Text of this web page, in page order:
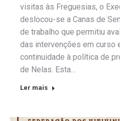
visitas às Freguesias, o
deslocou-se a Canas de
de trabalho que permitiu
das intervenções em curso
continuidade à política de
de Nelas. Esta…
Ler mais